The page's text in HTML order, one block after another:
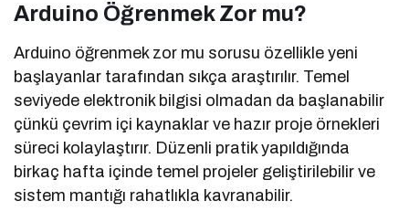
Arduino Öğrenmek Zor mu?
Arduino öğrenmek zor mu sorusu özellikle yeni
başlayanlar tarafından sıkça araştırılır. Temel
seviyede elektronik bilgisi olmadan da başlanabilir
çünkü çevrim içi kaynaklar ve hazır proje örnekleri
süreci kolaylaştırır. Düzenli pratik yapıldığında
birkaç hafta içinde temel projeler geliştirilebilir ve
sistem mantığı rahatlıkla kavranabilir.